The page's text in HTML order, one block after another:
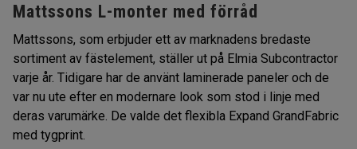
Mattssons L-monter med förråd
Mattssons, som erbjuder ett av marknadens bredaste
sortiment av fästelement, ställer ut på Elmia Subcontractor
varje år. Tidigare har de använt laminerade paneler och de
var nu ute efter en modernare look som stod i linje med
deras varumärke. De valde det flexibla Expand GrandFabric
med tygprint.